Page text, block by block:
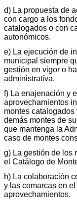
d) La propuesta de
con cargo a los
catalogados o con
autonómicos.
e) La ejecución de
municipal siempre
gestión en vigor o
administrativa.
f) La enajenación y
aprovechamientos
montes
demás montes de
que mantenga la
caso de montes
g) La gestión de los
el Catálogo de
h) La colaboración
y las comarcas en
aprovechamientos.